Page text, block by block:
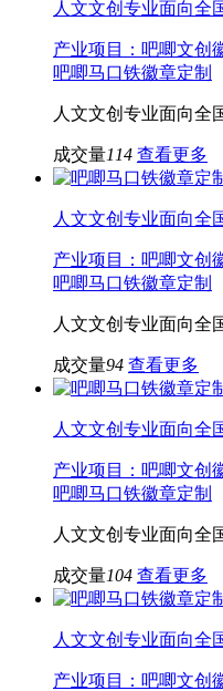
人文文创专业面向全
产业项目：吧唧文创
吧唧马口铁徽章定制
人文文创专业面向全
成交量114 查看更多
人文文创专业面向全
产业项目：吧唧文创
吧唧马口铁徽章定制
人文文创专业面向全
成交量94 查看更多
人文文创专业面向全
产业项目：吧唧文创
吧唧马口铁徽章定制
人文文创专业面向全
成交量104 查看更多
人文文创专业面向全
产业项目：吧唧文创